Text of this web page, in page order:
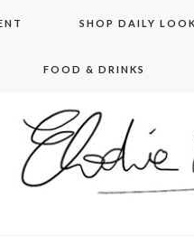
SHOP DAILY
FOOD & DRINKS
in